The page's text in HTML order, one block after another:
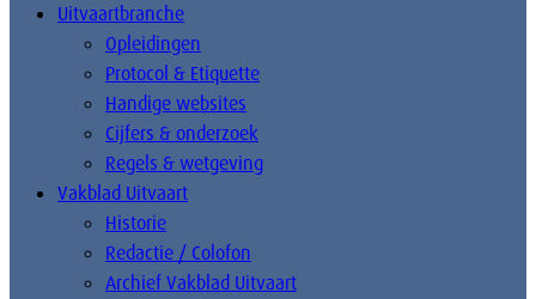
Uitvaartbranche
Opleidingen
Protocol & Etiquette
Handige websites
Cijfers & onderzoek
Regels & wetgeving
Vakblad Uitvaart
Historie
Redactie / Colofon
Archief Vakblad Uitvaart